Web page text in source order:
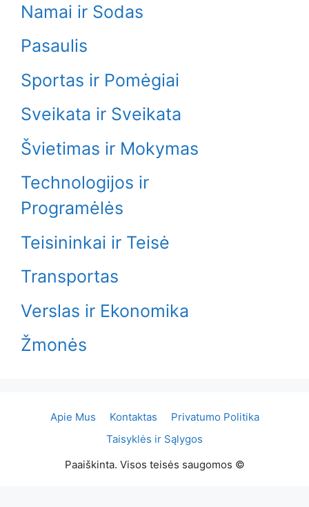
Namai ir Sodas
Pasaulis
Sportas ir Pomėgiai
Sveikata ir Sveikata
Švietimas ir Mokymas
Technologijos ir
Programėlės
Teisininkai ir Teisė
Transportas
Verslas ir Ekonomika
Žmonės
Apie Mus Kontaktas
Privatumo Politika
Taisyklės ir Sąlygos
Paaiškinta. Visos teisės saugomos ©